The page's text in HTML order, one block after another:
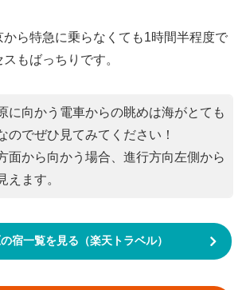
から特急に乗らなくても1時間半程度で
もばっちりです。
に向かう電車からの眺めは海がとても
のでぜひ見てみてください！
面から向かう場合、進行方向左側から
えます。
宿一覧を見る（楽天トラベル）